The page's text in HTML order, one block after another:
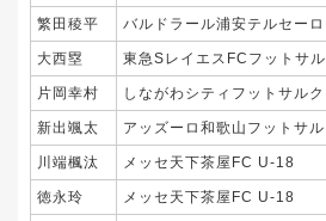
繁田稜平 バルドラール浦安テルセーロ
大西塁 東急SレイエスFCフットサ
片岡幸村 しながわシティフットサル
新出颯太 アッズーロ和歌山フットサ
川端楓汰 メッセ天下茶屋FC U-18
徳永玲 メッセ天下茶屋FC U-18